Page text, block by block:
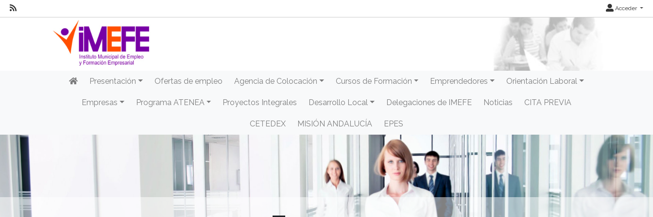
Acceder
Presentación Ofertas de empleo Agencia de Colocación Cursos de Formación Emprendedores Orientación Laboral
Empresas Programa ATENEA Proyectos Integrales Desarrollo Local Delegaciones de IMEFE Noticias CITA PREVIA
CETEDEX MISIÓN ANDALUCÍA EPES